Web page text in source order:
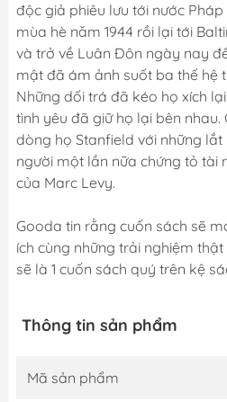
độc giả phiêu lưu tới nước
mùa hè năm 1944 rồi lại tới
và trở về Luân Đôn ngày nay
mật đã ám ảnh suốt ba thế hệ
Những dối trá đã kéo họ xích
tình yêu đã giữ họ lại bên nhau.
dòng họ Stanfield với những
người một lần nữa chứng tỏ tài
của Marc Levy.
Gooda tin rằng cuốn sách sẽ
ích cùng những trải nghiệm
sẽ là 1 cuốn sách quý trên kệ
Thông tin sản phẩm
Mã sản phẩm